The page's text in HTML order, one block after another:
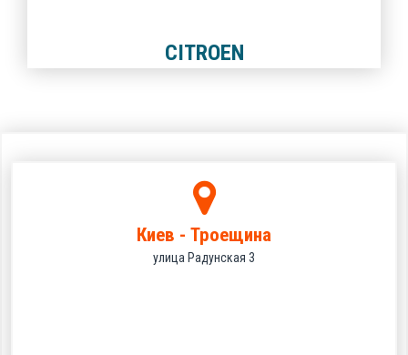
CITROEN
Киев - Троещина
улица Радунская 3